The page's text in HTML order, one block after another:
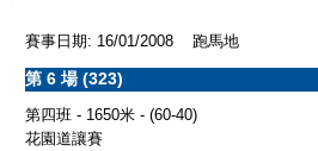
賽事日期: 16/01/2008 跑馬地
第 6 場 (323)
第四班 - 1650米 - (60-40)
花園道讓賽